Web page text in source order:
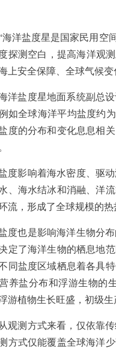
海洋盐度星是国家民用空
探测空白，提高海洋观
上安全保障、全球气候
洋盐度星地面系统副总
如全球海洋平均盐度约
度的分布和变化息息相
度影响着海水密度、驱
、海水结冰和消融、洋
流，形成了全球规模的
度也是影响海洋生物分
定了海洋生物的栖息地
同盐度区域栖息着各具
养盐分布和浮游生物的
游植物生长旺盛，初级
从观测方式来看，仅依靠
方式仅能覆盖全球海洋